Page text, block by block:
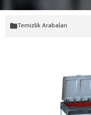
Temizlik Arabaları